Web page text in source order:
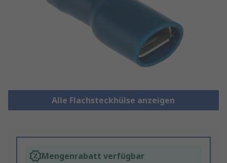
Alle Flachsteckhülse anzeigen
Mengenrabatt verfügbar